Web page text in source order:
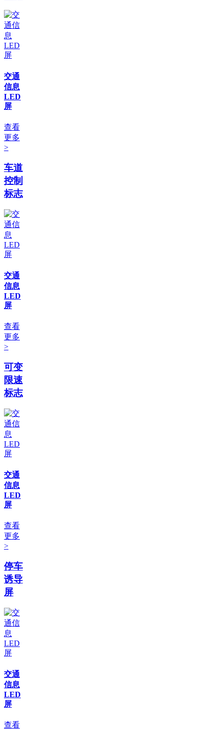
交通
信息
LED
屏
查看
更多
>
车道
控制
标志
交通
信息
LED
屏
查看
更多
>
可变
限速
标志
交通
信息
LED
屏
查看
更多
>
停车
诱导
屏
交通
信息
LED
屏
查看